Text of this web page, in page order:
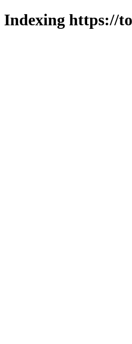
Indexing https://